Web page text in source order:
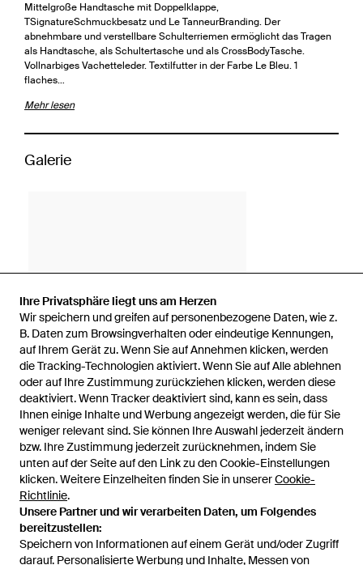
Ihre Privatsphäre liegt uns am Herzen
Wir speichern und greifen auf personenbezogene Daten, wie z.
B. Daten zum Browsingverhalten oder eindeutige Kennungen,
auf Ihrem Gerät zu. Wenn Sie auf Annehmen klicken, werden
die Tracking-Technologien aktiviert. Wenn Sie auf Alle ablehnen
oder auf Ihre Zustimmung zurückziehen klicken, werden diese
deaktiviert. Wenn Tracker deaktiviert sind, kann es sein, dass
Ihnen einige Inhalte und Werbung angezeigt werden, die für Sie
weniger relevant sind. Sie können Ihre Auswahl jederzeit ändern
bzw. Ihre Zustimmung jederzeit zurücknehmen, indem Sie
unten auf der Seite auf den Link zu den Cookie-Einstellungen
klicken. Weitere Einzelheiten finden Sie in unsererCookie-
Richtlinie.
Unsere Partner und wir verarbeiten Daten, um Folgendes
bereitzustellen:
Speichern von Informationen auf einem Gerät und/oder Zugriff
darauf. Personalisierte Werbung und Inhalte, Messen von
Mittelgroße Handtasche mit Doppelklappe,
TSignatureSchmuckbesatz und Le TanneurBranding. Der
abnehmbare und verstellbare Schulterriemen ermöglicht das Tragen
als Handtasche, als Schultertasche und als CrossBodyTasche.
Vollnarbiges Vachetteleder. Textilfutter in der Farbe Le Bleu. 1
flaches…
Mehr lesen
Galerie
1
Zuvor verkauft bei: